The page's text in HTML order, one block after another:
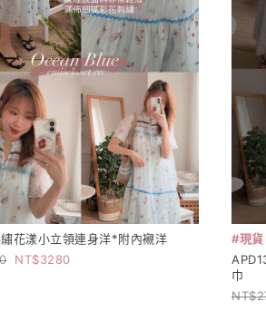
花漾小立領連身洋*附內襯洋
3280
#現貨
巾